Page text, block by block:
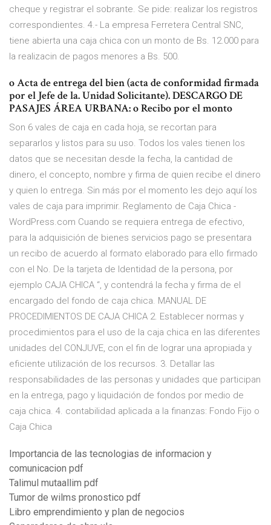
cheque y registrar el sobrante. Se pide: realizar los registros
correspondientes. 4.- La empresa Ferretera Central SNC,
tiene abierta una caja chica con un monto de Bs. 12.000 para
la realizacin de pagos menores a Bs. 500.
o Acta de entrega del bien (acta de conformidad firmada
por el Jefe de la. Unidad Solicitante). DESCARGO DE
PASAJES ÁREA URBANA: o Recibo por el monto
Son 6 vales de caja en cada hoja, se recortan para
separarlos y listos para su uso. Todos los vales tienen los
datos que se necesitan desde la fecha, la cantidad de
dinero, el concepto, nombre y firma de quien recibe el dinero
y quien lo entrega. Sin más por el momento les dejo aquí los
vales de caja para imprimir. Reglamento de Caja Chica -
WordPress.com Cuando se requiera entrega de efectivo,
para la adquisición de bienes servicios pago se presentara
un recibo de acuerdo al formato elaborado para ello firmado
con el No. De la tarjeta de Identidad de la persona, por
ejemplo CAJA CHICA “, y contendrá la fecha y firma de el
encargado del fondo de caja chica. MANUAL DE
PROCEDIMIENTOS DE CAJA CHICA 2. Establecer normas y
procedimientos para el uso de la caja chica en las diferentes
unidades del CONJUVE, con el fin de lograr una apropiada y
eficiente utilización de los recursos. 3. Detallar las
responsabilidades de las personas y unidades que participan
en la entrega, pago y liquidación de fondos por medio de
caja chica. 4. contabilidad aplicada a la finanzas: Fondo Fijo o
Caja Chica
Importancia de las tecnologias de informacion y
comunicacion pdf
Talimul mutaallim pdf
Tumor de wilms pronostico pdf
Libro emprendimiento y plan de negocios